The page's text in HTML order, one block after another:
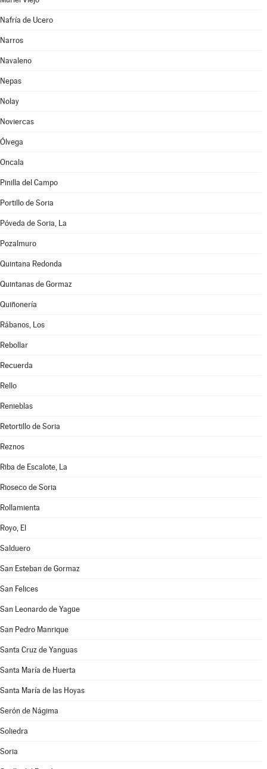
Nafría de Ucero
Narros
Navaleno
Nepas
Nolay
Noviercas
Ólvega
Oncala
Pinilla del Campo
Portillo de Soria
Póveda de Soria, La
Pozalmuro
Quintana Redonda
Quintanas de Gormaz
Quiñonería
Rábanos, Los
Rebollar
Recuerda
Rello
Renieblas
Retortillo de Soria
Reznos
Riba de Escalote, La
Rioseco de Soria
Rollamienta
Royo, El
Salduero
San Esteban de Gormaz
San Felices
San Leonardo de Yagüe
San Pedro Manrique
Santa Cruz de Yanguas
Santa María de Huerta
Santa María de las Hoyas
Serón de Nágima
Soliedra
Soria